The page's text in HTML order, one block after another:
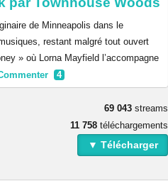
de Minneapolis dans le
restant malgré tout ouvert
» où Lorna Mayfield l’accompagne
4
69 043 streams
11 758 téléchargements
▼ Télécharger